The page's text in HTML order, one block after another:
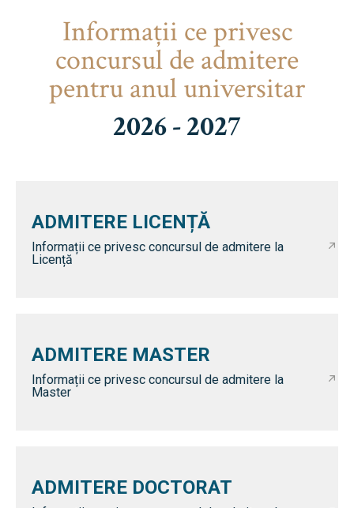
Informaţii ce privesc
concursul de admitere
pentru anul universitar
2026 - 2027
ADMITERE LICENȚĂ
Informații ce privesc concursul de admitere la
Licență
ADMITERE MASTER
Informații ce privesc concursul de admitere la
Master
ADMITERE DOCTORAT